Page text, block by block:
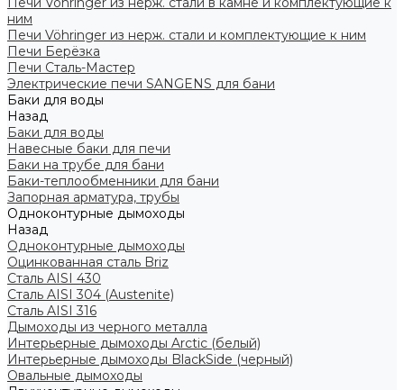
ним
Печи Vöhringer из нерж. стали и комплектующие к ним
Печи Берёзка
Печи Сталь-Мастер
Электрические печи SANGENS для бани
Баки для воды
Назад
Баки для воды
Навесные баки для печи
Баки на трубе для бани
Баки-теплообменники для бани
Запорная арматура, трубы
Одноконтурные дымоходы
Назад
Одноконтурные дымоходы
Оцинкованная сталь Briz
Сталь AISI 430
Сталь AISI 304 (Austenite)
Сталь AISI 316
Дымоходы из черного металла
Интерьерные дымоходы Arctic (белый)
Интерьерные дымоходы BlackSide (черный)
Овальные дымоходы